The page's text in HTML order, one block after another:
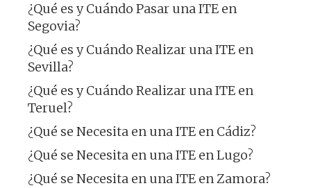
¿Qué es y Cuándo Pasar una ITE en
Segovia?
¿Qué es y Cuándo Realizar una ITE en
Sevilla?
¿Qué es y Cuándo Realizar una ITE en
Teruel?
¿Qué se Necesita en una ITE en Cádiz?
¿Qué se Necesita en una ITE en Lugo?
¿Qué se Necesita en una ITE en Zamora?